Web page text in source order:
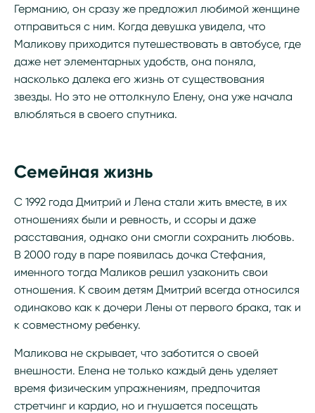
Германию, он сразу же предложил любимой женщине
отправиться с ним. Когда девушка увидела, что
Маликову приходится путешествовать в автобусе, где
даже нет элементарных удобств, она поняла,
насколько далека его жизнь от существования
звезды. Но это не оттолкнуло Елену, она уже начала
влюбляться в своего спутника.
Семейная жизнь
С 1992 года Дмитрий и Лена стали жить вместе, в их
отношениях были и ревность, и ссоры и даже
расставания, однако они смогли сохранить любовь.
В 2000 году в паре появилась дочка Стефания,
именного тогда Маликов решил узаконить свои
отношения. К своим детям Дмитрий всегда относился
одинаково как к дочери Лены от первого брака, так и
к совместному ребенку.
Маликова не скрывает, что заботится о своей
внешности. Елена не только каждый день уделяет
время физическим упражнениям, предпочитая
стретчинг и кардио, но и гнушается посещать